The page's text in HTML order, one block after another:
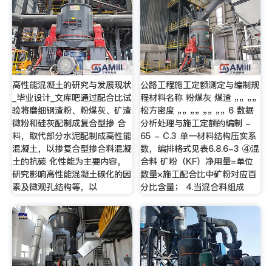
高性能混凝土的研究与发展现状
_毕业设计_文库吧通过配合比试
验将磨细钢渣粉、粉煤灰、矿渣
微粉和硅灰配制成复合型掺 合
料，取代部分水泥配制成高性能
混凝土，以掺复合型掺合料混凝
土的抗碳 化性能为主要内容，
研究影响高性能混凝土碳化的因
素及微观孔结构等，以
公路工程施工定额测定与编制规
程材料名称 粉煤灰 煤渣 „„ „„
松方密度 „„ „„ „„ „„ 6 数据
分析处理与施工定额的编制 -
65 - C.3 单一材料结构压实系
数，编排格式见表6.8.6-3 ④混
合料 矿粉（KF）净用量=单位
数量×施工配合比中矿粉对应百
分比含量； 4.当混合料组成